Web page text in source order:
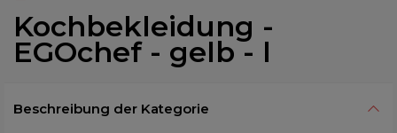
Kochbekleidung -
EGOchef - gelb - l
Beschreibung der Kategorie